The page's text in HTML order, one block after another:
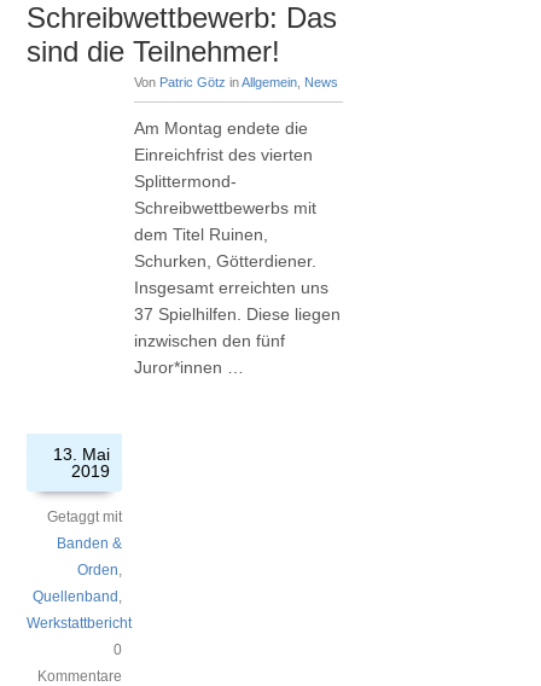
Schreibwettbewerb: Das
sind die Teilnehmer!
Von Patric Götz inAllgemein News
Am Montag endete die
Einreichfrist des vierten
Splittermond-
Schreibwettbewerbs mit
dem Titel Ruinen,
Schurken, Götterdiener.
Insgesamt erreichten uns
37 Spielhilfen. Diese liegen
inzwischen den fünf
Juror*innen …
13. Mai
2019
Getaggt mit
Banden &
Orden,
Quellenband ,
Werkstattbericht
0
Kommentare